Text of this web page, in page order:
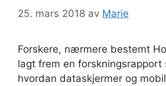
25. mars 2018 av Marie
Forskere, nærmere bestemt
lagt frem en forskningsrapport
hvordan dataskjermer og